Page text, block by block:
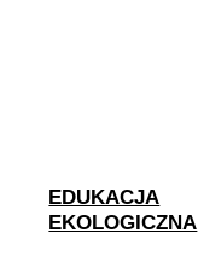
EDUKACJA
EKOLOGICZNA